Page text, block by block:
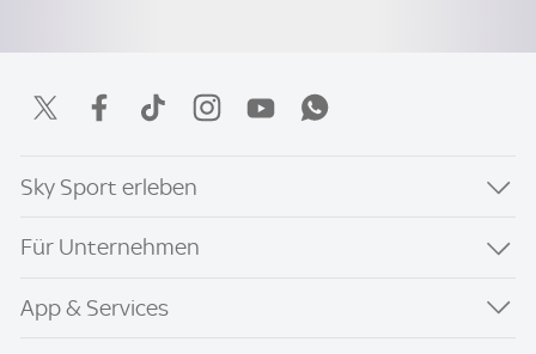
Sky Sport erleben
Für Unternehmen
App & Services